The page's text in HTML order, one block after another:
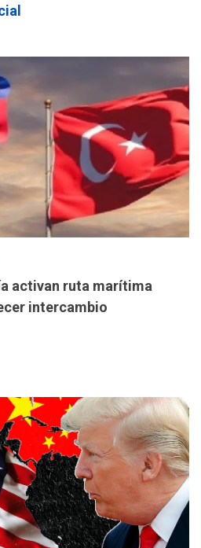
activan ruta marítima
intercambio